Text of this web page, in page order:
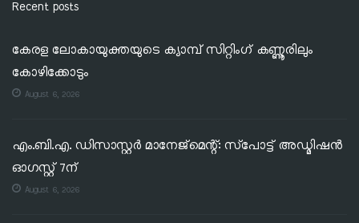
Recent posts
കേരള ലോകായുക്തയുടെ ക്യാമ്പ് സിറ്റിംഗ് കണ്ണൂരിലും
കോഴിക്കോടും
August 6, 2026
എം.ബി.എ. ഡിസാസ്റ്റർ മാനേജ്‌മെന്റ്: സ്‌പോട്ട് അഡ്മിഷൻ
ഓഗസ്റ്റ് 7ന്
August 6, 2026